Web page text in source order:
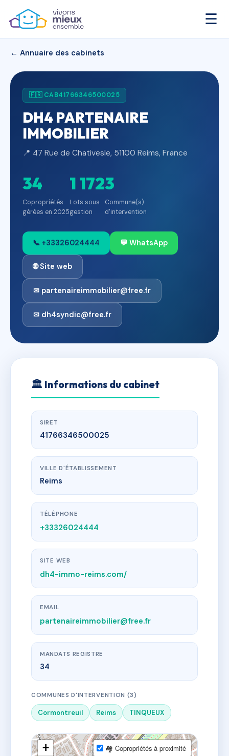
☰
← Annuaire des cabinets
🇫🇷 CAB41766346500025
DH4 PARTENAIRE
IMMOBILIER
📍 47 Rue de Chativesle, 51100 Reims, France
34
Copropriétés
gérées en 2025
1 172
Lots sous
gestion
3
Commune(s)
d'intervention
📞 +33326024444 💬 WhatsApp
🌐 Site web
✉ partenaireimmobilier@free.fr
✉ dh4syndic@free.fr
🏛 Informations du cabinet
SIRET
41766346500025
VILLE D'ÉTABLISSEMENT
Reims
TÉLÉPHONE
+33326024444
SITE WEB
dh4-immo-reims.com/
EMAIL
partenaireimmobilier@free.fr
MANDATS REGISTRE
34
COMMUNES D'INTERVENTION (3)
Cormontreuil Reims TINQUEUX
+
🏘 Copropriétés à proximité